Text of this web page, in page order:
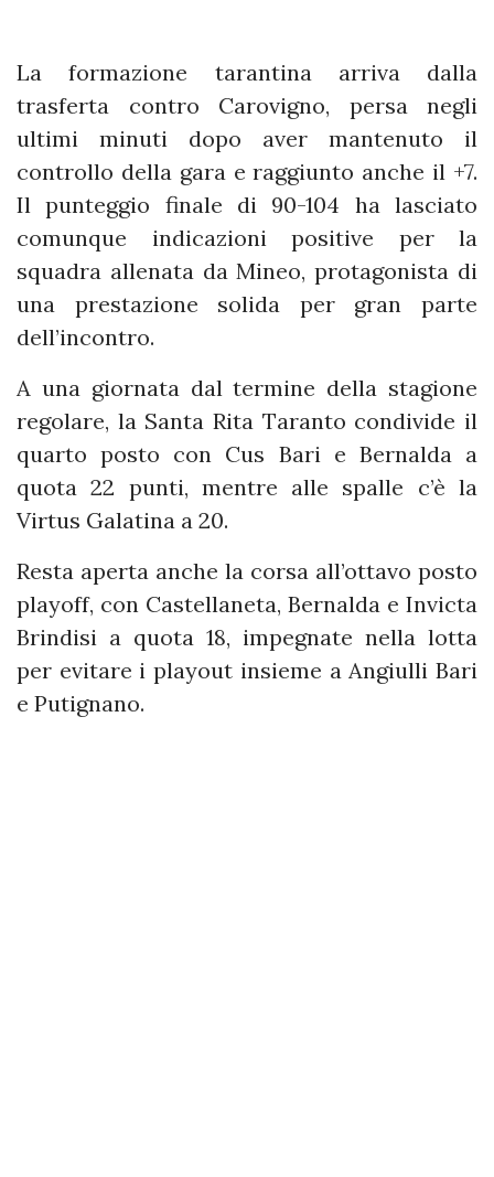
La formazione tarantina arriva dalla
trasferta contro Carovigno, persa negli
ultimi minuti dopo aver mantenuto il
controllo della gara e raggiunto anche il +7.
Il punteggio finale di 90-104 ha lasciato
comunque indicazioni positive per la
squadra allenata da Mineo, protagonista di
una prestazione solida per gran parte
dell’incontro.
A una giornata dal termine della stagione
regolare, la Santa Rita Taranto condivide il
quarto posto con Cus Bari e Bernalda a
quota 22 punti, mentre alle spalle c’è la
Virtus Galatina a 20.
Resta aperta anche la corsa all’ottavo posto
playoff, con Castellaneta, Bernalda e Invicta
Brindisi a quota 18, impegnate nella lotta
per evitare i playout insieme a Angiulli Bari
e Putignano.